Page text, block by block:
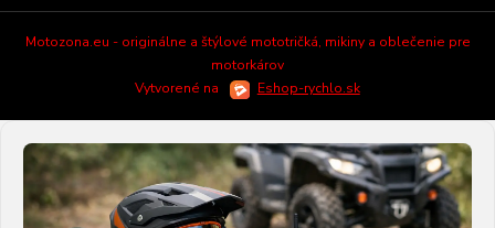
Motozona.eu - originálne a štýlové mototričká, mikiny a oblečenie pre
motorkárov
Vytvorené na
Eshop-rychlo.sk